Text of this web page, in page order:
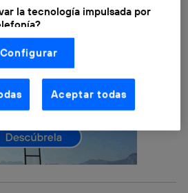
la tecnología impulsada por
utilizamos la tecnología Utiq para
de marketing digital o análisis
aviso de consentimiento)
en nuestra(s) web(s)
utilizas una conexión a
por una de las
participantes, y otorgas tu
diseñada con la privacidad como
y control.
Configurar
Aceptar todas